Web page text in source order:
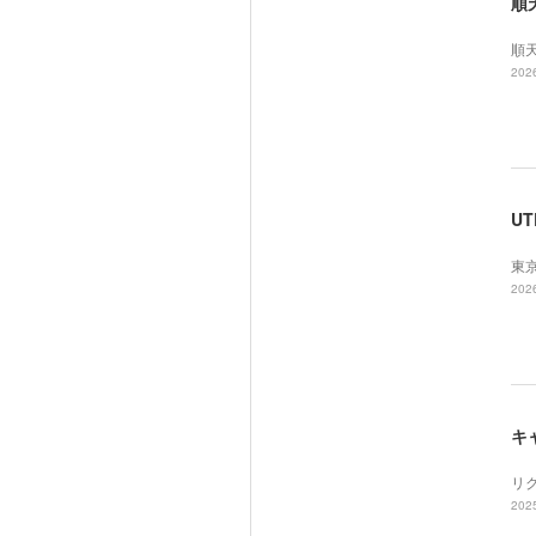
順
東
キ
リ